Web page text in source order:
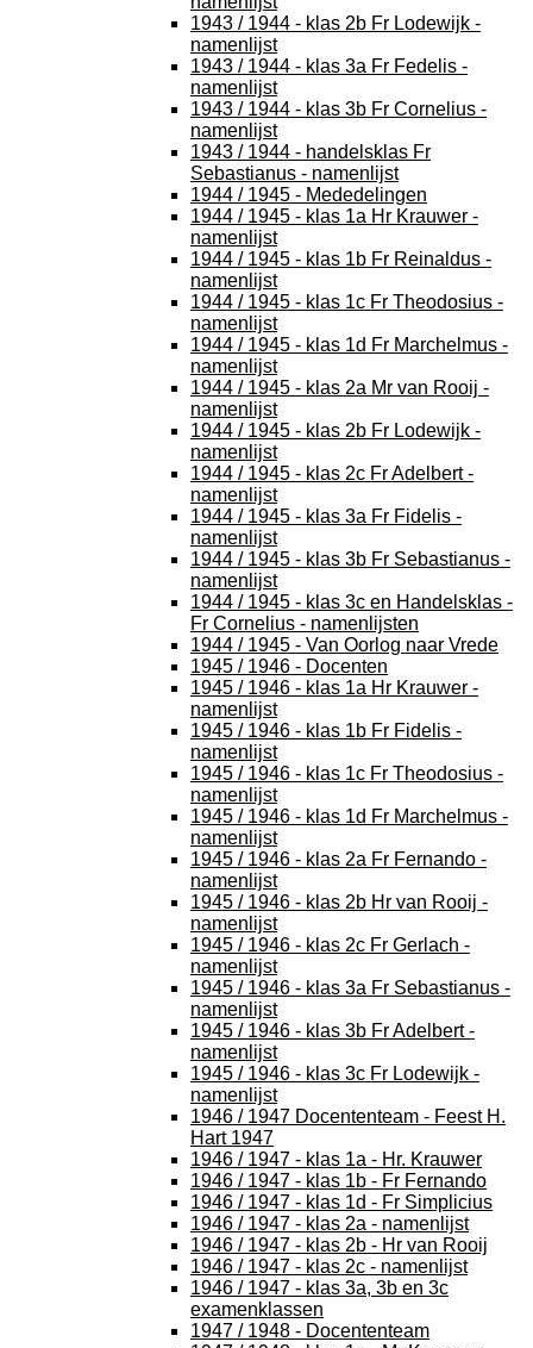
1943 / 1944 - klas 2b Fr Lodewijk -
namenlijst
1943 / 1944 - klas 3a Fr Fedelis -
namenlijst
1943 / 1944 - klas 3b Fr Cornelius -
namenlijst
1943 / 1944 - handelsklas Fr
Sebastianus - namenlijst
1944 / 1945 - Mededelingen
1944 / 1945 - klas 1a Hr Krauwer -
namenlijst
1944 / 1945 - klas 1b Fr Reinaldus -
namenlijst
1944 / 1945 - klas 1c Fr Theodosius -
namenlijst
1944 / 1945 - klas 1d Fr Marchelmus -
namenlijst
1944 / 1945 - klas 2a Mr van Rooij -
namenlijst
1944 / 1945 - klas 2b Fr Lodewijk -
namenlijst
1944 / 1945 - klas 2c Fr Adelbert -
namenlijst
1944 / 1945 - klas 3a Fr Fidelis -
namenlijst
1944 / 1945 - klas 3b Fr Sebastianus -
namenlijst
1944 / 1945 - klas 3c en Handelsklas -
Fr Cornelius - namenlijsten
1944 / 1945 - Van Oorlog naar Vrede
1945 / 1946 - Docenten
1945 / 1946 - klas 1a Hr Krauwer -
namenlijst
1945 / 1946 - klas 1b Fr Fidelis -
namenlijst
1945 / 1946 - klas 1c Fr Theodosius -
namenlijst
1945 / 1946 - klas 1d Fr Marchelmus -
namenlijst
1945 / 1946 - klas 2a Fr Fernando -
namenlijst
1945 / 1946 - klas 2b Hr van Rooij -
namenlijst
1945 / 1946 - klas 2c Fr Gerlach -
namenlijst
1945 / 1946 - klas 3a Fr Sebastianus -
namenlijst
1945 / 1946 - klas 3b Fr Adelbert -
namenlijst
1945 / 1946 - klas 3c Fr Lodewijk -
namenlijst
1946 / 1947 Docententeam - Feest H.
Hart 1947
1946 / 1947 - klas 1a - Hr. Krauwer
1946 / 1947 - klas 1b - Fr Fernando
1946 / 1947 - klas 1d - Fr Simplicius
1946 / 1947 - klas 2a - namenlijst
1946 / 1947 - klas 2b - Hr van Rooij
1946 / 1947 - klas 2c - namenlijst
1946 / 1947 - klas 3a, 3b en 3c
examenklassen
1947 / 1948 - Docententeam